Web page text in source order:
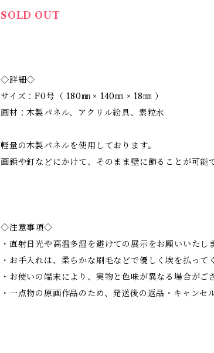
SOLD OUT
◇詳細◇
サイズ：F0号（ 180㎜ × 140㎜ × 18㎜ ）
画材：木製パネル、アクリル絵具、素粒水
軽量の木製パネルを使用しております。
画鋲や釘などにかけて、そのまま壁に飾ることが可能
◇注意事項◇
・直射日光や高温多湿を避けての展示をお願いいたし
・お手入れは、柔らかな刷毛などで優しく埃を払って
・お使いの端末により、実物と色味が異なる場合がご
・一点物の原画作品のため、発送後の返品・キャン